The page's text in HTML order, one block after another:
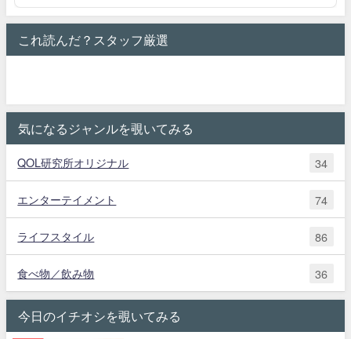
これ読んだ？スタッフ厳選
気になるジャンルを覗いてみる
QOL研究所オリジナル 34
エンターテイメント 74
ライフスタイル 86
食べ物／飲み物 36
今日のイチオシを覗いてみる